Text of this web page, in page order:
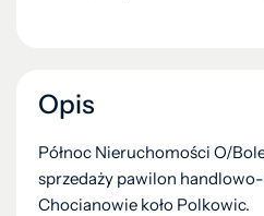
Opis
Północ Nieruchomości O/
sprzedaży pawilon
Chocianowie koło Polkowic.